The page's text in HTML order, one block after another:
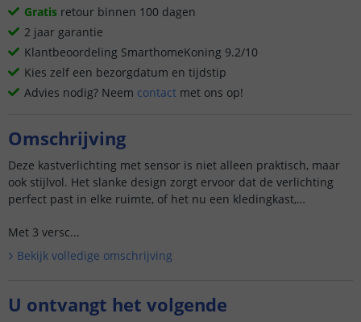
Gratis retour binnen 100 dagen
2 jaar garantie
Klantbeoordeling SmarthomeKoning 9.2/10
Kies zelf een bezorgdatum en tijdstip
Advies nodig? Neem contact met ons op!
Omschrijving
Deze kastverlichting met sensor is niet alleen praktisch, maar
ook stijlvol. Het slanke design zorgt ervoor dat de verlichting
perfect past in elke ruimte, of het nu een kledingkast,
Met 3 versc...
Bekijk volledige omschrijving
U ontvangt het volgende